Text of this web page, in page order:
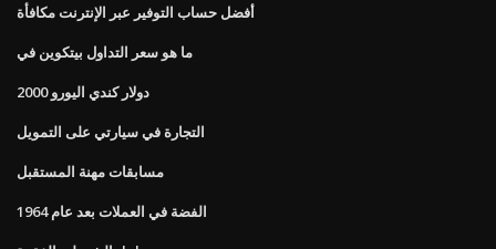
أفضل حساب التوفير عبر الإنترنت مكافأة
ما هو سعر التداول بيتكوين في
2000 دولار كندي اليورو
التجارة في سيارتي على التمويل
مسابقات مهنة المستقبل
الفضة في العملات بعد عام 1964